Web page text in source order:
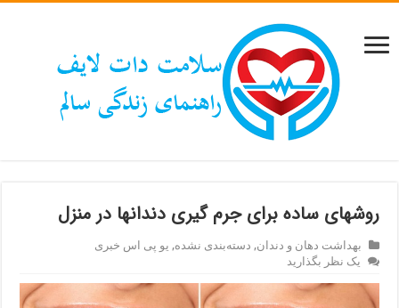
روشهای ساده برای جرم گیری دندانها در منزل
بهداشت دهان و دندان, دسته‌بندی نشده, یو پی اس خبری
یک نظر بگذارید